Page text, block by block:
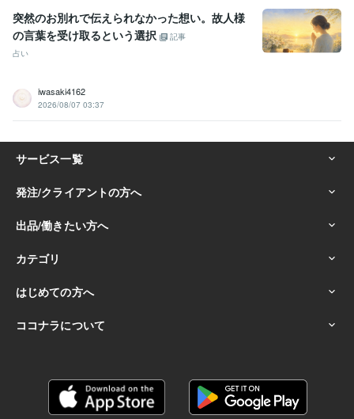
突然のお別れで伝えられなかった想い。故人様
の言葉を受け取るという選択
記事
占い
iwasaki4162
2026/08/07 03:37